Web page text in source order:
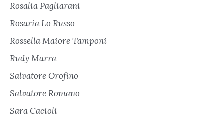
Rosalia Pagliarani
Rosaria Lo Russo
Rossella Maiore Tamponi
Rudy Marra
Salvatore Orofino
Salvatore Romano
Sara Cacioli